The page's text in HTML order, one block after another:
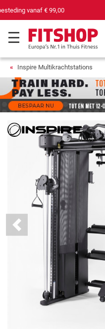
69 filialen met 75
Inspire Multikrachtstations
Previous